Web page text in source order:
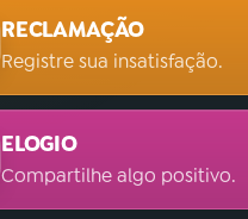
RECLAMAÇÃO
Registre sua insatisfação.
ELOGIO
Compartilhe algo positivo.